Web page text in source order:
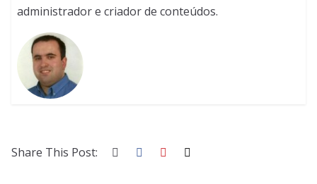
administrador e criador de conteúdos.
Share This Post: